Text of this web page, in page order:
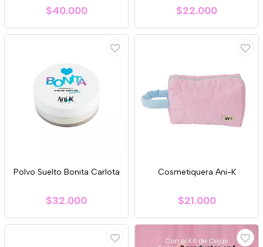
$40.000 $22.000
Polvo Suelto Bonita Carlota
$32.000
Cosmetiquera Ani-K
$21.000